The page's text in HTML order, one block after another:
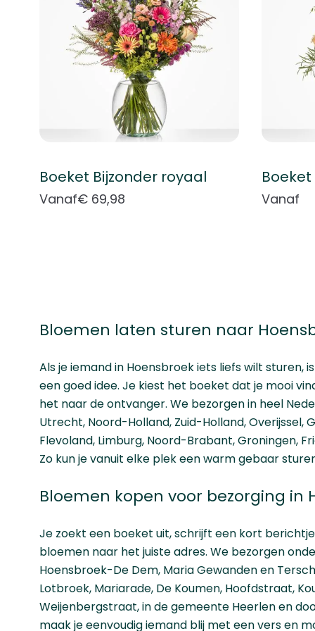
Boeket Bijzonder royaal
Vanaf€ 69,98 Vanaf
Bloemen laten sturen naar
Als je iemand in Hoensbroek iets liefs wilt sturen,
een goed idee. Je kiest het boeket dat je mooi
het naar de ontvanger. We bezorgen in heel
Utrecht, Noord-Holland, Zuid-Holland,Overijssel,
Flevoland, Limburg, Noord-Brabant,Groningen,
Zo kun je vanuit elke plek een warm gebaar
Bloemen kopen voor bezorging in
Je zoekt een boeket uit, schrijft een kort
bloemen naar het juiste adres. We bezorgen
Hoensbroek-De Dem, Maria Gewanden en
Lotbroek, Mariarade, De Koumen, Hoofdstraat,
Weijenbergstraat, in de gemeente Heerlen en
maak je eenvoudig iemand blij met een vers en